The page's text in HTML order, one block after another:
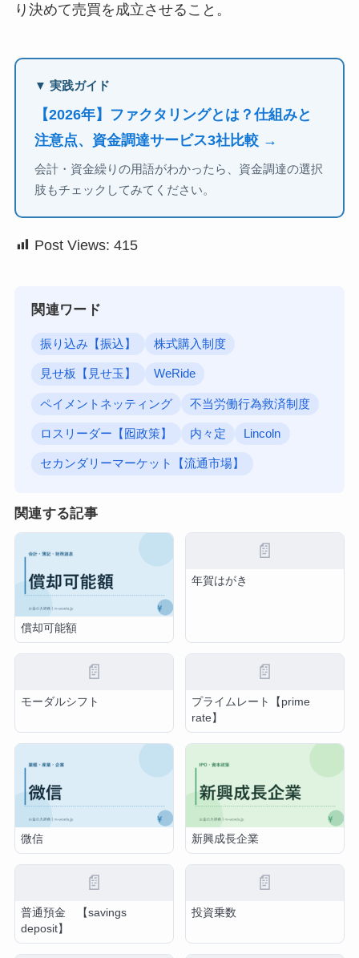
り決めて売買を成立させること。
▼ 実践ガイド
【2026年】ファクタリングとは？仕組みと
注意点、資金調達サービス3社比較 →
会計・資金繰りの用語がわかったら、資金調達の選択
肢もチェックしてみてください。
Post Views: 415
関連ワード
振り込み【振込】 株式購入制度
見せ板【見せ玉】 WeRide
ペイメントネッティング 不当労働行為救済制度
ロスリーダー【囮政策】 内々定 Lincoln
セカンダリーマーケット【流通市場】
関連する記事
償却可能額
📄
年賀はがき
📄
モーダルシフト
📄
プライムレート【prime
rate】
微信 新興成長企業
📄
普通預金 【savings
deposit】
📄
投資乗数